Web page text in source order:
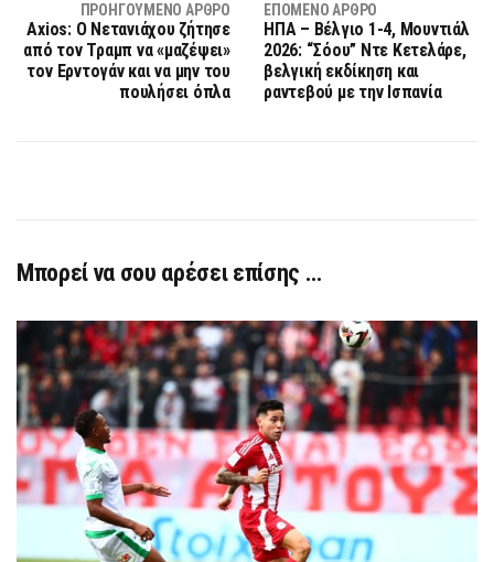
ΠΡΟΗΓΟΎΜΕΝΟ ΆΡΘΡΟ
Axios: Ο Νετανιάχου ζήτησε
από τον Τραμπ να «μαζέψει»
τον Ερντογάν και να μην του
πουλήσει όπλα
ΕΠΌΜΕΝΟ ΆΡΘΡΟ
ΗΠΑ – Βέλγιο 1-4, Μουντιάλ
2026: “Σόου” Ντε Κετελάρε,
βελγική εκδίκηση και
ραντεβού με την Ισπανία
Μπορεί να σου αρέσει επίσης …